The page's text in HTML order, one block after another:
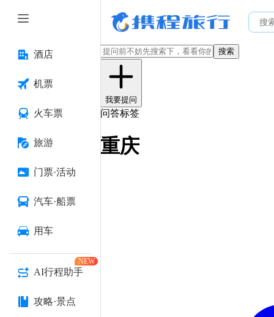
酒店
机票
火车票
旅游
门票·活动
汽车·船票
用车
AI行程助手
NEW
攻略·景点
搜索
我要提问
问答标签
重庆